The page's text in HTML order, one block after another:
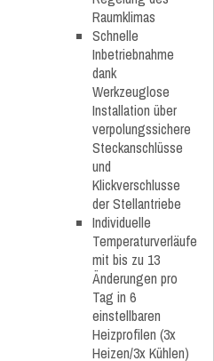
Raumklimas
Schnelle
Inbetriebnahme
dank
Werkzeuglose
Installation über
verpolungssichere
Steckanschlüsse
und
Klickverschlusse
der Stellantriebe
Individuelle
Temperaturverläufe
mit bis zu 13
Änderungen pro
Tag in 6
einstellbaren
Heizprofilen (3x
Heizen/3x Kühlen)